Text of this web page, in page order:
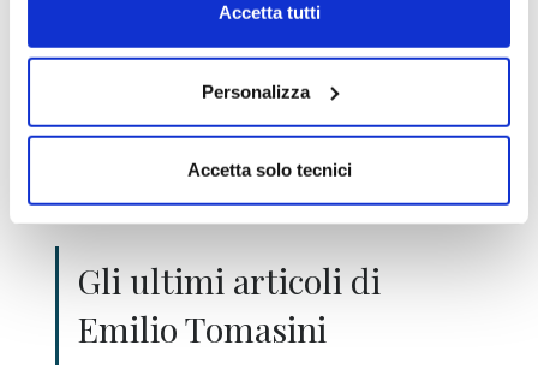
Accetta tutti
Personalizza
Accetta solo tecnici
Gli ultimi articoli di
Emilio Tomasini